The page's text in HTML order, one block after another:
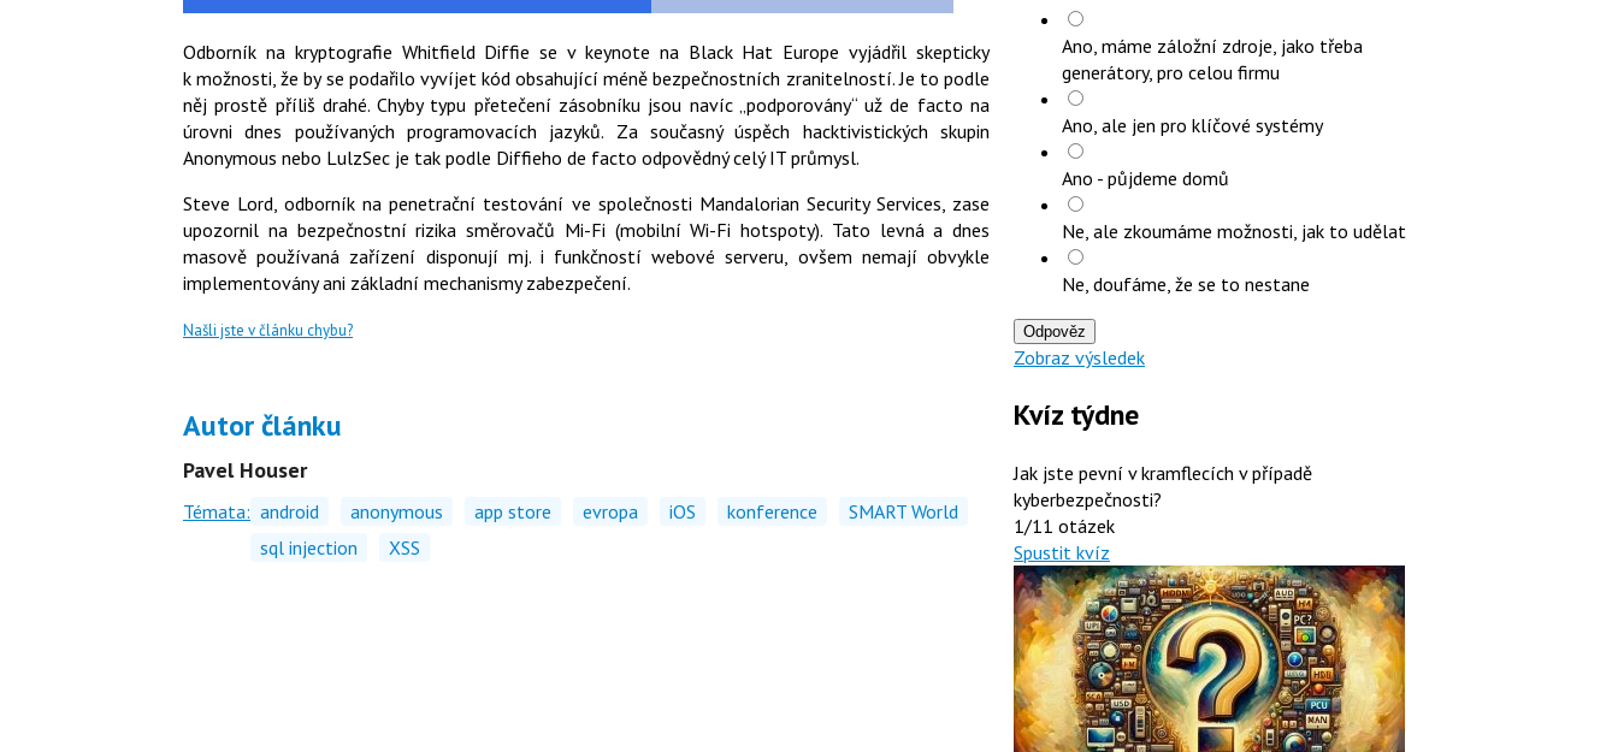
Odborník na kryptografie Whitfield Diffie se v keynote na Black Hat Europe vyjádřil skepticky
k možnosti, že by se podařilo vyvíjet kód obsahující méně bezpečnostních zranitelností. Je to podle
něj prostě příliš drahé. Chyby typu přetečení zásobníku jsou navíc „podporovány“ už de facto na
úrovni dnes používaných programovacích jazyků. Za současný úspěch hacktivistických skupin
Anonymous nebo LulzSec je tak podle Diffieho de facto odpovědný celý IT průmysl.
Steve Lord, odborník na penetrační testování ve společnosti Mandalorian Security Services, zase
upozornil na bezpečnostní rizika směrovačů Mi-Fi (mobilní Wi-Fi hotspoty). Tato levná a dnes
masově používaná zařízení disponují mj. i funkčností webové serveru, ovšem nemají obvykle
implementovány ani základní mechanismy zabezpečení.
Našli jste v článku chybu?
Autor článku
Pavel Houser
Témata: android anonymous app store evropa iOS konference
SMART World
sql injection
XSS
Ano, máme záložní zdroje, jako třeba
generátory, pro celou firmu
Ano, ale jen pro klíčové systémy
Ano - půjdeme domů
Ne, ale zkoumáme možnosti, jak to udělat
Ne, doufáme, že se to nestane
Odpověz
Zobraz výsledek
Kvíz týdne
Jak jste pevní v kramflecích v případě
kyberbezpečnosti?
1/11 otázek
Spustit kvíz